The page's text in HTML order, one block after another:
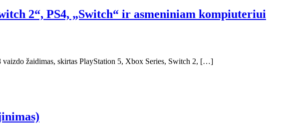
2“, PS4, „Switch“ ir asmeniniam kompiuteriui
vaizdo žaidimas, skirtas PlayStation 5, Xbox Series, Switch 2, […]